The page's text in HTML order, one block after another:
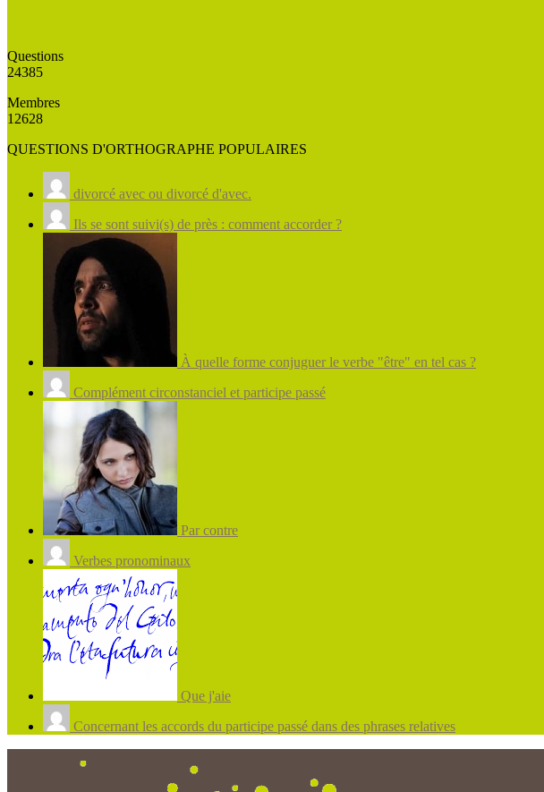
Questions
24385
Membres
12628
QUESTIONS D'ORTHOGRAPHE POPULAIRES
divorcé avec ou divorcé d'avec.
Ils se sont suivi(s) de près : comment accorder ?
À quelle forme conjuguer le verbe "être" en tel cas ?
Complément circonstanciel et participe passé
Par contre
Verbes pronominaux
Que j'aie
Concernant les accords du participe passé dans des phrases relatives